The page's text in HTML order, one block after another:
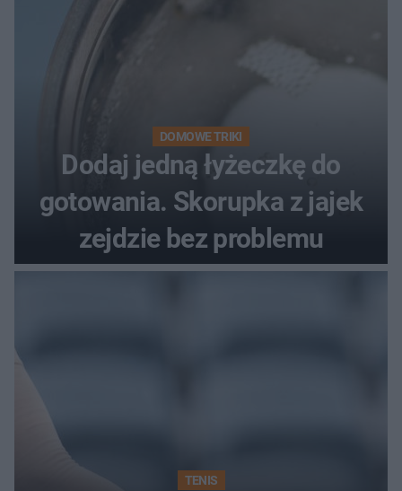
DOMOWE TRIKI
Dodaj jedną łyżeczkę do
gotowania. Skorupka z jajek
zejdzie bez problemu
TENIS